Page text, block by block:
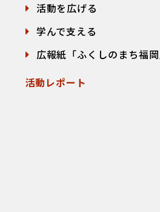
活動を広げる
学んで支える
広報紙「ふくしのまち福岡
活動レポート